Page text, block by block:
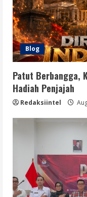
Blog
Patut Berbangga,
Hadiah Penjajah
Redaksiintel